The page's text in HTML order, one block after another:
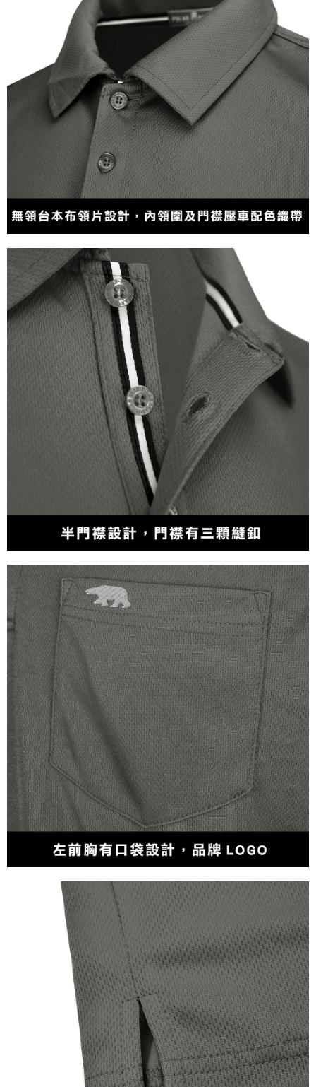
４．使用「AFTEE先享後付」時，將依據個別帳號之用戶狀況，依本公司即
時審查核予不同之上限額度；若仍有額度不足之情形，本公司將視審查結果
請求用戶進行身份認證。
５．嚴禁一人註冊多個帳號或使用他人資訊註冊。若發現惡意使用之情形，
恩沛科技股份有限公司將有權停止該用戶之使用額度並採取法律行動。